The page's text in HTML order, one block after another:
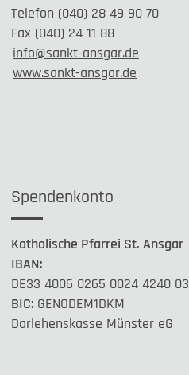
Telefon (040) 28 49 90 70
Fax (040) 24 11 88
info@sankt-ansgar.de
www.sankt-ansgar.de
Spendenkonto
Katholische Pfarrei St. Ansgar
IBAN:
DE33 4006 0265 0024 4240 03
BIC: GENODEM1DKM
Darlehenskasse Münster eG